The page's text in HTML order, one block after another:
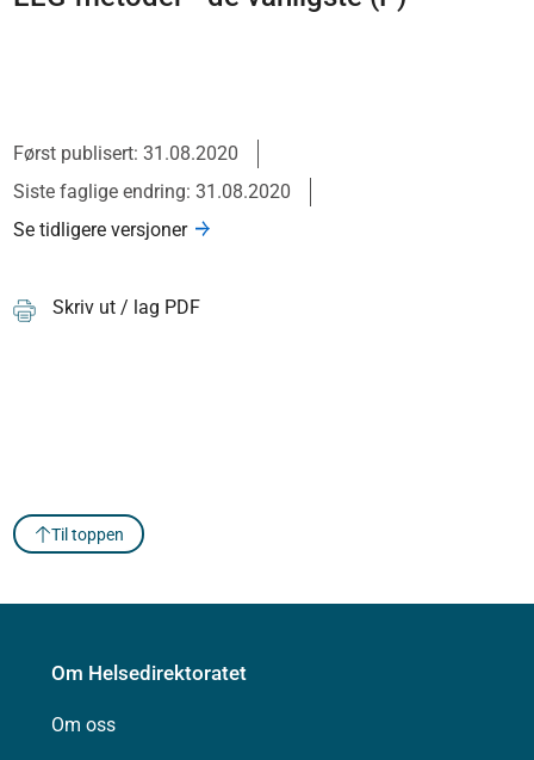
Først publisert: 31.08.2020
Siste faglige endring: 31.08.2020
Se tidligere versjoner
Skriv ut / lag PDF
Til toppen
Om Helsedirektoratet
Om oss